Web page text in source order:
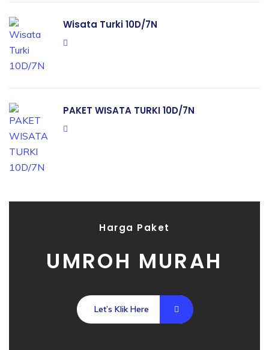
Wisata Turki 10D/7N
PAKET WISATA TURKI 10D/7N
Harga Paket
UMROH MURAH
Let’s Klik Here